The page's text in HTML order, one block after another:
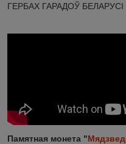
ГЕРБАХ ГАРАДОЎ БЕЛАРУСІ
Памятная монета "